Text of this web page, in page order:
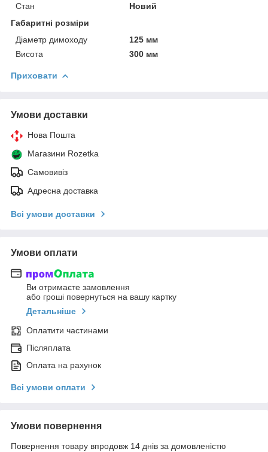
Стан
Новий
Габаритні розміри
Діаметр димоходу
125 мм
Висота
300 мм
Приховати
Умови доставки
Нова Пошта
Магазини Rozetka
Самовивіз
Адресна доставка
Всі умови доставки
Умови оплати
Ви отримаєте замовлення
або гроші повернуться на вашу картку
Детальніше
Оплатити частинами
Післяплата
Оплата на рахунок
Всі умови оплати
Умови повернення
Повернення товару впродовж 14 днів за домовленістю